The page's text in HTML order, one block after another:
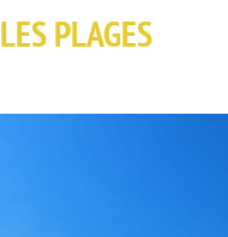
LES PLAGES